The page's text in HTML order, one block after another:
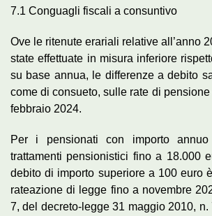
7.1 Conguagli fiscali a consuntivo
Ove le ritenute erariali relative all’anno
state effettuate in misura inferiore
su base annua, le differenze a debito
come di consueto, sulle rate di
febbraio 2024.
Per i pensionati con importo annuo
trattamenti pensionistici fino a 18.000
debito di importo superiore a 100 euro
rateazione di legge fino a novembre
7, del decreto-legge 31 maggio 2010, n.